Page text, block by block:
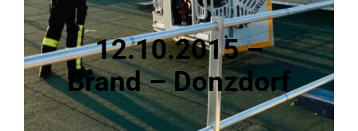
12.10.2015 –
Brand – Donzdorf